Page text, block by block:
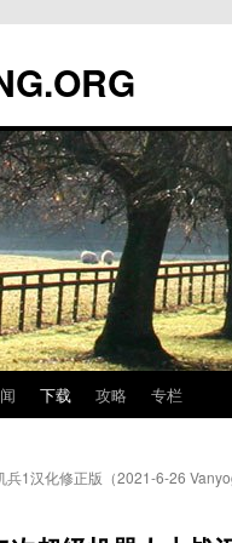
下载 攻略 专栏
兵1汉化修正版（2021-6-26